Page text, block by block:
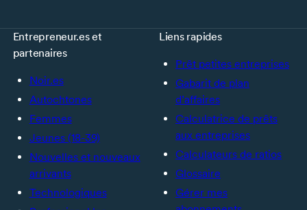
Entrepreneur.es et
partenaires
Noir.es
Autochtones
Femmes
Jeunes (18-39)
Nouvelles et nouveaux
arrivants
Technologiques
Liens rapides
Prêt petites entreprises
Gabarit de plan
d’affaires
Calculatrice de prêts
aux entreprises
Calculateurs de ratios
Glossaire
Gérer mes